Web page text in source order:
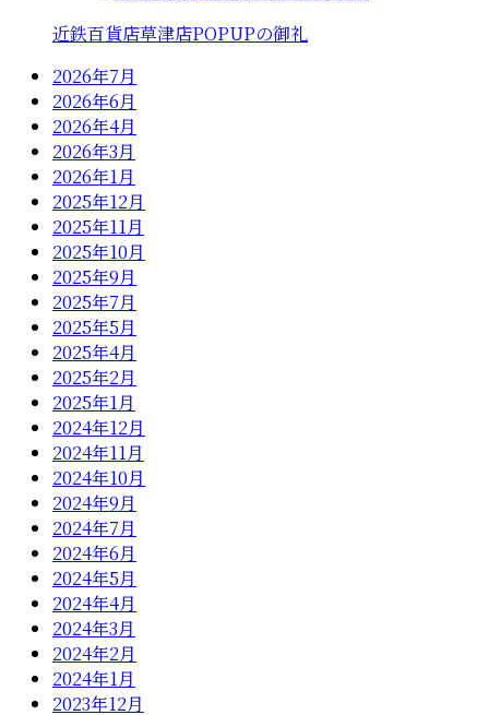
近鉄百貨店草津店POPUPの御礼
2026年7月
2026年6月
2026年4月
2026年3月
2026年1月
2025年12月
2025年11月
2025年10月
2025年9月
2025年7月
2025年5月
2025年4月
2025年2月
2025年1月
2024年12月
2024年11月
2024年10月
2024年9月
2024年7月
2024年6月
2024年5月
2024年4月
2024年3月
2024年2月
2024年1月
2023年12月